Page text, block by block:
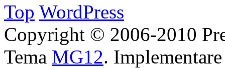
Top WordPress
Copyright © 2006-2010
Tema MG12.